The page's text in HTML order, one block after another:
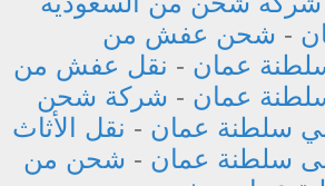
- شحن عفش من
عمان - نقل عفش من
عمان - شركة شحن
سلطنة عمان - نقل الأثاث
سلطنة عمان - شحن من